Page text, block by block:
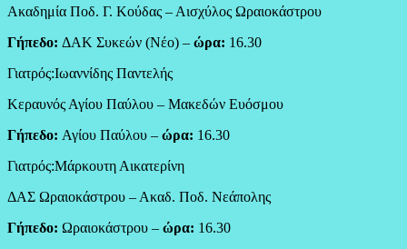
Ακαδημία Ποδ. Γ. Κούδας – Αισχύλος Ωραιοκάστρου
Γήπεδο: ΔΑΚ Συκεών (Νέο) – ώρα: 16.30
Γιατρός:Ιωαννίδης Παντελής
Κεραυνός Αγίου Παύλου – Μακεδών Ευόσμου
Γήπεδο: Αγίου Παύλου – ώρα: 16.30
Γιατρός:Μάρκουτη Αικατερίνη
ΔΑΣ Ωραιοκάστρου – Ακαδ. Ποδ. Νεάπολης
Γήπεδο: Ωραιοκάστρου – ώρα: 16.30